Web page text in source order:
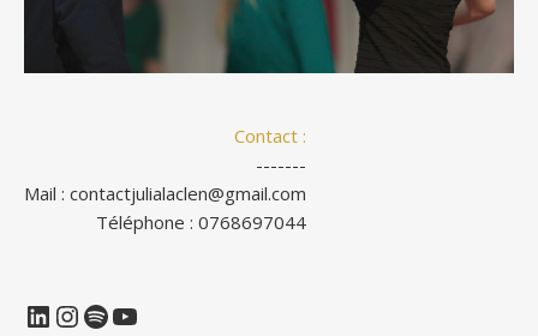
Contact :
-------
Mail : contactjulialaclen@gmail.com
Téléphone : 0768697044
LinkedIn
Instagram
Spotify
YouTube